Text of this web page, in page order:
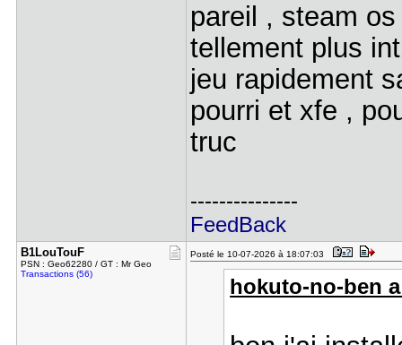
pareil , steam
tellement plus
jeu rapidement
pourri et xfe ,
truc
---------------
FeedBack
B1LouTouF
PSN : Geo62280 / GT : Mr Geo
Transactions (56)
Posté le 10-07-2026 à 18:07:03
hokuto-no-ben